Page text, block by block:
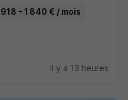
918 - 1 840 € / mois
il y a 13 heures